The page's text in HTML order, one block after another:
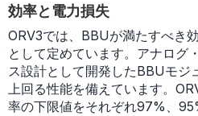
効率と電力損失
ORV3では、BBUが満たすべき
として定めています。アナログ
ス設計として開発したBBUモジ
上回る性能を備えています。
率の下限値をそれぞれ97%、